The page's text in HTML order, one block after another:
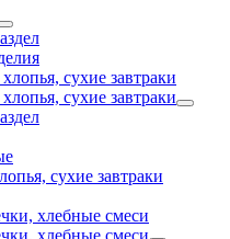
сухие завтраки
сухие завтраки
сухие завтраки
хлебные смеси
хлебные смеси